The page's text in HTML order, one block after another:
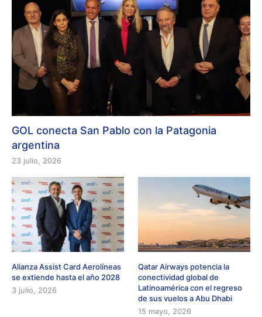
GOL conecta San Pablo con la Patagonia
argentina
23 julio, 2026
Alianza Assist Card Aerolíneas
se extiende hasta el año 2028
3 julio, 2026
Qatar Airways potencia la
conectividad global de
Latinoamérica con el regreso
de sus vuelos a Abu Dhabi
15 mayo, 2026